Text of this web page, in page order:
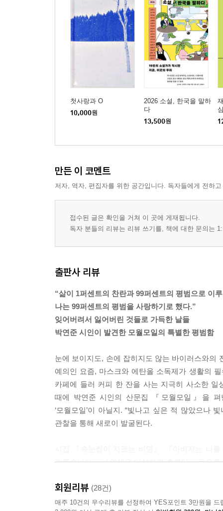
첫사랑과 O
10,000원
2026 소설, 한국을 말하
다
13,500원
만든 이 코멘트
저자, 역자, 편집자를 위한 공간입니다. 독자들에게 전하
접수된 글은 확인을 거쳐 이 곳에 게재됩니다.
독자 분들의 리뷰는 리뷰 쓰기를, 책에 대한 문의는
출판사 리뷰
“삶이 1퍼센트의 찬란과 99퍼센트의 평범으로 이
나는 99퍼센트의 평범을 사랑하기로 했다.”
잊어버려서 잃어버린 것들로 가득한 날들
박연준 시인이 발견한 모월모일의 특별한 평범함
눈에 보이지도, 손에 잡히지도 않는 바이러스와의
예의인 요즘, 마스크와 에탄올 소독제가 생활의
카페에 들러 커피 한 잔을 사는 지극히 사소한
때에 박연준 시인의 산문집 『모월모일』을
‘모월모일’이 아닐지. “빛나고 싶은 적 많았으나
관찰을 통해 새로이 발굴된다.
괴롭습니다』 『인생은 이상하게 흐른다』 등으
수 있듯 계절감이 도드라지는 글이 많으며, 그 계
계절이 소환하는 과거의 기억과 그것을 바라보
회원리뷰 (28건)
매주 10건의 우수리뷰를 선정하여 YES포인트 3만원을 드